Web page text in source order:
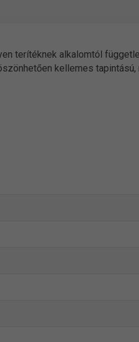
terítéknek alkalomtól
kellemes tapintású,